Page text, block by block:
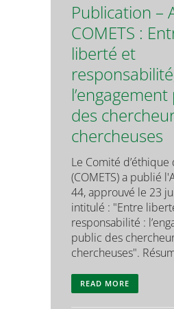
Publication –
COMETS :
liberté et
des
chercheuses
Le Comité d’éthique
(COMETS) a publié
44, approuvé le 23
intitulé : "Entre
responsabilité :
public des
chercheuses".
READ MORE